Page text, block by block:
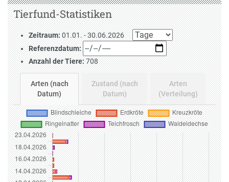
Tierfund-Statistiken
Zeitraum:01.01. - 30.06.2026
Referenzdatum:
Anzahl der Tiere:708
Arten (nach
Datum)
Zustand (nach
Datum)
Arten
(Verteilung)